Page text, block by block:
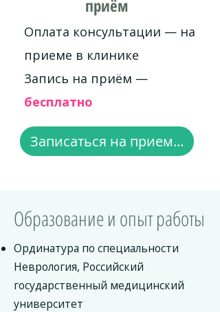
приём
Оплата консультации — на
приеме в клинике
Запись на приём —
бесплатно
Записаться на прием...
Образование и опыт работы
Ординатура по специальности
Неврология, Российский
государственный медицинский
университет